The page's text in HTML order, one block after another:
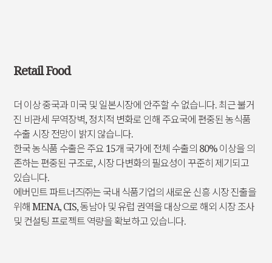
Retail Food
더 이상 중국과 미국 및 일본시장에 안주할 수 없습니다. 최근 불거
진 비관세 무역장벽, 정치적 변화로 인해 주요국에 편중된 농식품
수출 시장 전망이 밝지 않습니다.
한국 농식품 수출은 주요 15개 국가에 전체 수출의 80% 이상을 의
존하는 편중된 구조로, 시장 다변화의 필요성이 꾸준히 제기되고
있습니다.
에버민트 파트너즈㈜는 국내 식품기업의 새로운 신흥 시장 진출을
위해 MENA, CIS, 동남아 및 유럽 권역을 대상으로 해외 시장 조사
및 컨설팅 프로젝트 역량을 확보하고 있습니다.